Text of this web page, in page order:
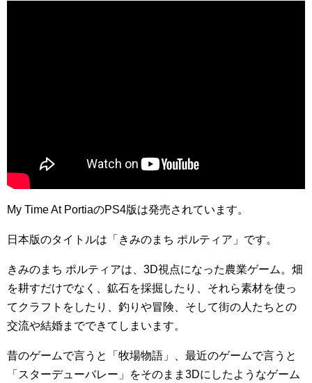
My Time At PortiaのPS4版は発売されています。
日本版のタイトルは「きみのまち ポルティア」です。
きみのまち ポルティアは、3D視点になった農業ゲーム。畑
を耕すだけでなく、鉱石を採掘したり、それら素材を使っ
てクラフトをしたり、釣りや冒険、そして街の人たちとの
交流や結婚までできてしまいます。
昔のゲームで言うと「牧場物語」、最近のゲームで言うと
「スターデューバレー」をそのまま3Dにしたようなゲーム